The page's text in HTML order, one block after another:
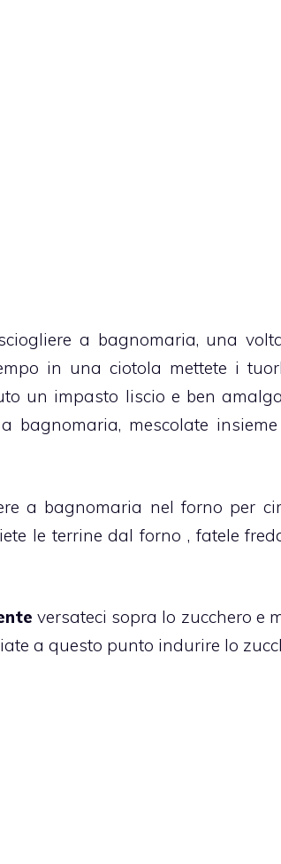
a bagnomaria, una
in una ciotola mettete i
un impasto liscio e ben
bagnomaria, mescolate
a bagnomaria nel forno per
le terrine dal forno , fatele
versateci sopra lo zucchero e
a questo punto indurire lo